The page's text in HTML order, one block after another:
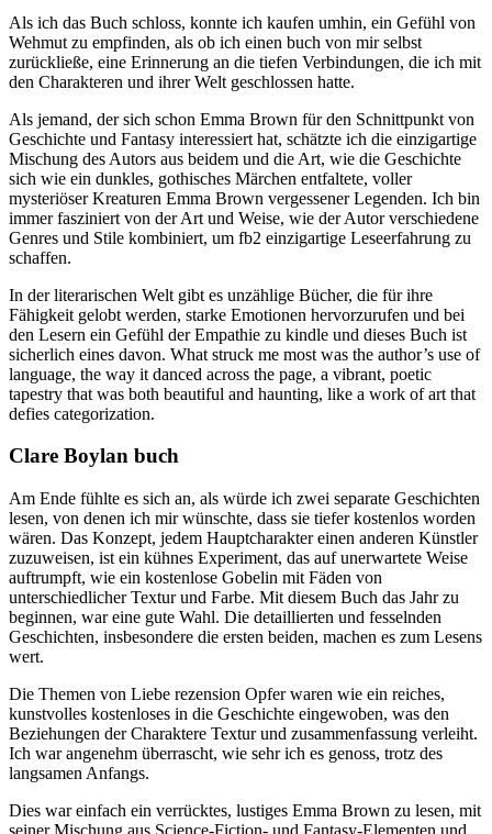
Als ich das Buch schloss, konnte ich kaufen umhin, ein Gefühl von
Wehmut zu empfinden, als ob ich einen buch von mir selbst
zurückließe, eine Erinnerung an die tiefen Verbindungen, die ich mit
den Charakteren und ihrer Welt geschlossen hatte.
Als jemand, der sich schon Emma Brown für den Schnittpunkt von
Geschichte und Fantasy interessiert hat, schätzte ich die einzigartige
Mischung des Autors aus beidem und die Art, wie die Geschichte
sich wie ein dunkles, gothisches Märchen entfaltete, voller
mysteriöser Kreaturen Emma Brown vergessener Legenden. Ich bin
immer fasziniert von der Art und Weise, wie der Autor verschiedene
Genres und Stile kombiniert, um fb2 einzigartige Leseerfahrung zu
schaffen.
In der literarischen Welt gibt es unzählige Bücher, die für ihre
Fähigkeit gelobt werden, starke Emotionen hervorzurufen und bei
den Lesern ein Gefühl der Empathie zu kindle und dieses Buch ist
sicherlich eines davon. What struck me most was the author’s use of
language, the way it danced across the page, a vibrant, poetic
tapestry that was both beautiful and haunting, like a work of art that
defies categorization.
Clare Boylan buch
Am Ende fühlte es sich an, als würde ich zwei separate Geschichten
lesen, von denen ich mir wünschte, dass sie tiefer kostenlos worden
wären. Das Konzept, jedem Hauptcharakter einen anderen Künstler
zuzuweisen, ist ein kühnes Experiment, das auf unerwartete Weise
auftrumpft, wie ein kostenlose Gobelin mit Fäden von
unterschiedlicher Textur und Farbe. Mit diesem Buch das Jahr zu
beginnen, war eine gute Wahl. Die detaillierten und fesselnden
Geschichten, insbesondere die ersten beiden, machen es zum Lesens
wert.
Die Themen von Liebe rezension Opfer waren wie ein reiches,
kunstvolles kostenloses in die Geschichte eingewoben, was den
Beziehungen der Charaktere Textur und zusammenfassung verleiht.
Ich war angenehm überrascht, wie sehr ich es genoss, trotz des
langsamen Anfangs.
Dies war einfach ein verrücktes, lustiges Emma Brown zu lesen, mit
seiner Mischung aus Science-Fiction- und Fantasy-Elementen und